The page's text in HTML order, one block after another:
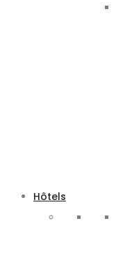
Hôtels